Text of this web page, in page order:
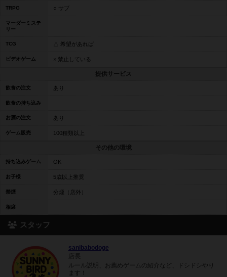
TRPG ○ サブ
マーダーミステ
リー
TCG △ 希望があれば
ビデオゲーム × 禁止している
提供サービス
飲食の注文 あり
飲食の持ち込み
お酒の注文 あり
ゲーム販売 100種類以上
その他の環境
持ち込みゲーム OK
お子様 5歳以上推奨
禁煙 分煙（店外）
相席
スタッフ
sanibabodoge
ルール説明、お薦めゲームの紹介など、ドシドシやり
ます！